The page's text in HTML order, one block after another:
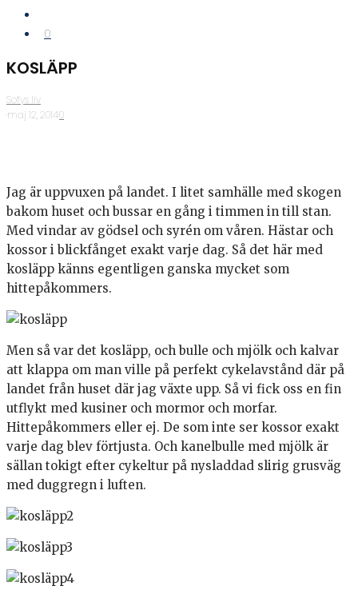
0
KOSLÄPP
Sofys liv
·maj 12, 2014·0
Jag är uppvuxen på landet. I litet samhälle med skogen
bakom huset och bussar en gång i timmen in till stan.
Med vindar av gödsel och syrén om våren. Hästar och
kossor i blickfånget exakt varje dag. Så det här med
kosläpp känns egentligen ganska mycket som
hittepåkommers.
Men så var det kosläpp, och bulle och mjölk och kalvar
att klappa om man ville på perfekt cykelavstånd där på
landet från huset där jag växte upp. Så vi fick oss en fin
utflykt med kusiner och mormor och morfar.
Hittepåkommers eller ej. De som inte ser kossor exakt
varje dag blev förtjusta. Och kanelbulle med mjölk är
sällan tokigt efter cykeltur på nysladdad slirig grusväg
med duggregn i luften.